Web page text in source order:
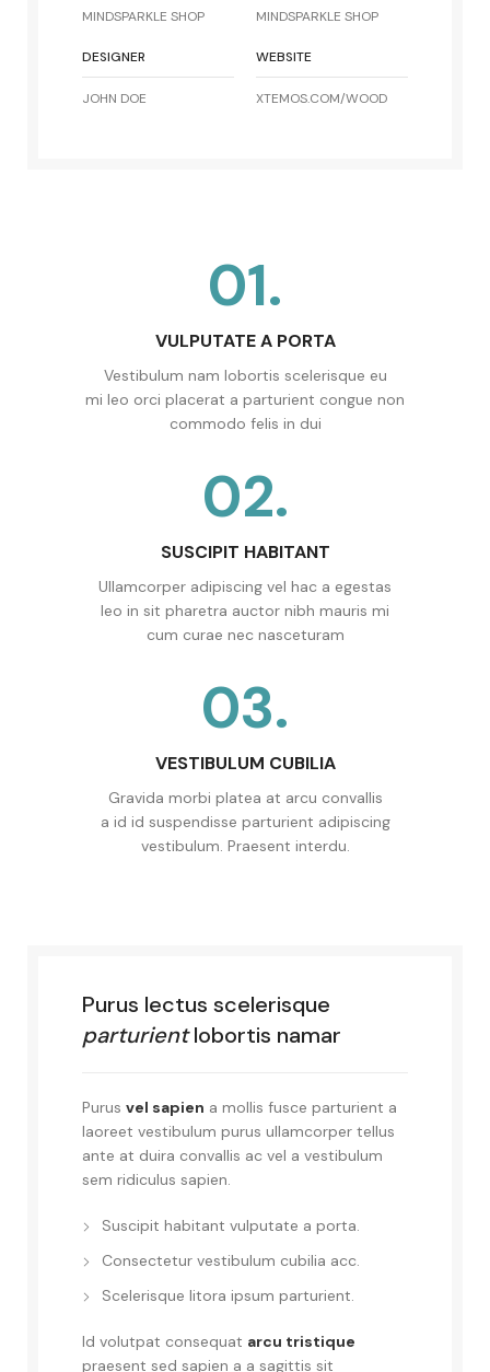
MINDSPARKLE SHOP MINDSPARKLE SHOP
DESIGNER
JOHN DOE
WEBSITE
XTEMOS.COM/WOOD
01.
VULPUTATE A PORTA
Vestibulum nam lobortis scelerisque eu
mi leo orci placerat a parturient congue non
commodo felis in dui
02.
SUSCIPIT HABITANT
Ullamcorper adipiscing vel hac a egestas
leo in sit pharetra auctor nibh mauris mi
cum curae nec nasceturam
03.
VESTIBULUM CUBILIA
Gravida morbi platea at arcu convallis
a id id suspendisse parturient adipiscing
vestibulum. Praesent interdu.
Purus lectus scelerisque
parturientlobortis namar
Purus vel sapien a mollis fusce parturient a
laoreet vestibulum purus ullamcorper tellus
ante at duira convallis ac vel a vestibulum
sem ridiculus sapien.
Suscipit habitant vulputate a porta.
Consectetur vestibulum cubilia acc.
Scelerisque litora ipsum parturient.
Id volutpat consequat arcu tristique
praesent sed sapien a a sagittis sit